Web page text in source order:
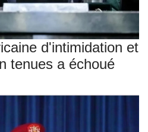
d'intimidation et
tenues a échoué